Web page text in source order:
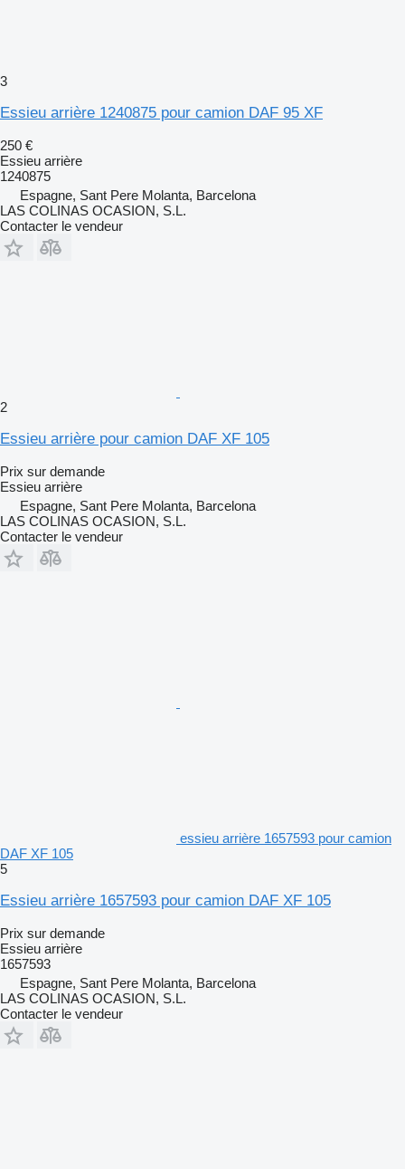
3
Essieu arrière 1240875 pour camion DAF 95 XF
250 €
Essieu arrière
1240875
Espagne, Sant Pere Molanta, Barcelona
LAS COLINAS OCASION, S.L.
Contacter le vendeur
2
Essieu arrière pour camion DAF XF 105
Prix sur demande
Essieu arrière
Espagne, Sant Pere Molanta, Barcelona
LAS COLINAS OCASION, S.L.
Contacter le vendeur
essieu arrière 1657593 pour camion
DAF XF 105
5
Essieu arrière 1657593 pour camion DAF XF 105
Prix sur demande
Essieu arrière
1657593
Espagne, Sant Pere Molanta, Barcelona
LAS COLINAS OCASION, S.L.
Contacter le vendeur